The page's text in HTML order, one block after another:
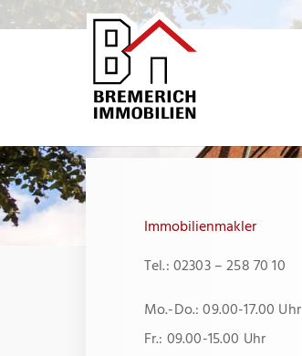
Zum
Immobilienmakler
Tel.: 02303 – 258 70 10
Mo.-Do.: 09.00-17.00 Uhr
Fr.: 09.00-15.00 Uhr